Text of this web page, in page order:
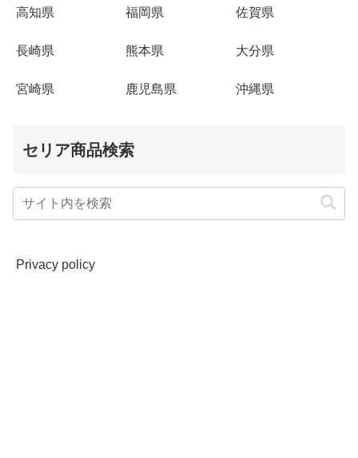
高知県 福岡県 佐賀県
長崎県 熊本県 大分県
宮崎県 鹿児島県 沖縄県
セリア商品検索
Privacy policy